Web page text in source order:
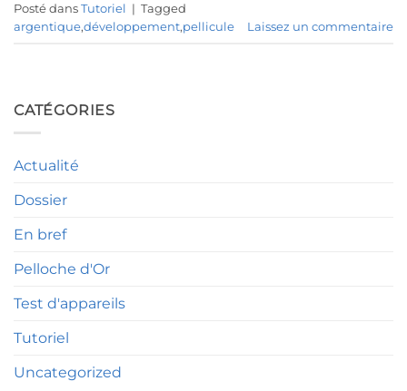
Posté dans Tutoriel | Tagged
argentique,développement,pellicule Laissez un commentaire
CATÉGORIES
Actualité
Dossier
En bref
Pelloche d'Or
Test d'appareils
Tutoriel
Uncategorized